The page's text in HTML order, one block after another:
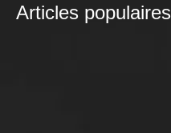
Articles populaires